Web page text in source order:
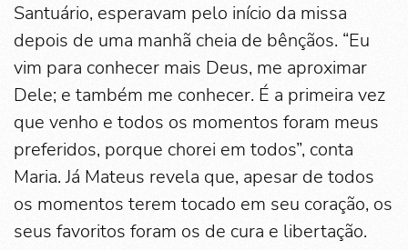
Santuário, esperavam pelo início da missa
depois de uma manhã cheia de bênçãos. “Eu
vim para conhecer mais Deus, me aproximar
Dele; e também me conhecer. É a primeira vez
que venho e todos os momentos foram meus
preferidos, porque chorei em todos”, conta
Maria. Já Mateus revela que, apesar de todos
os momentos terem tocado em seu coração, os
seus favoritos foram os de cura e libertação.